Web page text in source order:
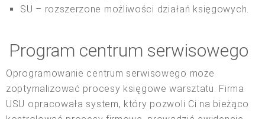
SU – rozszerzone możliwości działań księgowych.
Program centrum serwisowego
Oprogramowanie centrum serwisowego może
zoptymalizować procesy księgowe warsztatu. Firma
USU opracowała system, który pozwoli Ci na bieżąco